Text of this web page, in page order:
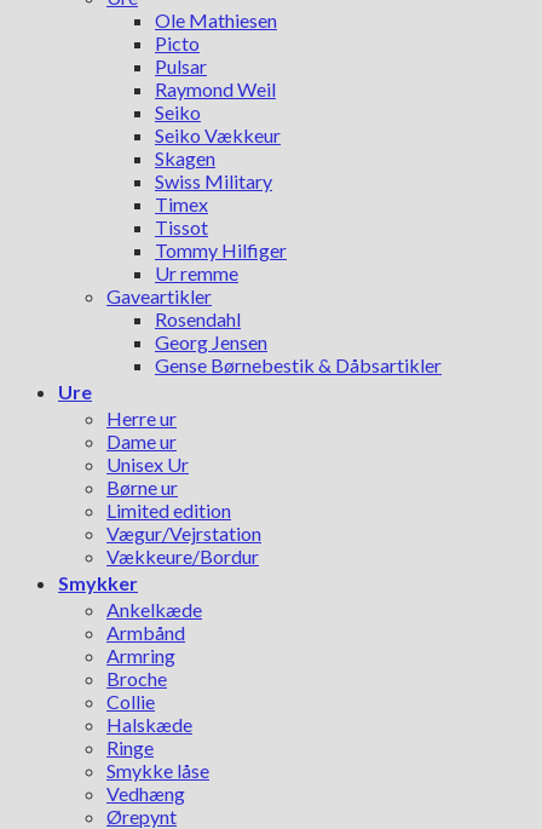
Ole Mathiesen
Picto
Pulsar
Raymond Weil
Seiko
Seiko Vækkeur
Skagen
Swiss Military
Timex
Tissot
Tommy Hilfiger
Ur remme
Gaveartikler
Rosendahl
Georg Jensen
Gense Børnebestik & Dåbsartikler
Ure
Herre ur
Dame ur
Unisex Ur
Børne ur
Limited edition
Vægur/Vejrstation
Vækkeure/Bordur
Smykker
Ankelkæde
Armbånd
Armring
Broche
Collie
Halskæde
Ringe
Smykke låse
Vedhæng
Ørepynt